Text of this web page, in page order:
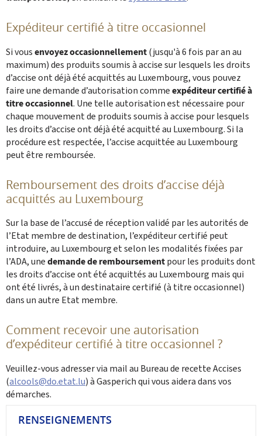
Expéditeur certifié à titre occasionnel
Si vousenvoyez occasionnellement(jusqu'à 6 fois par an au
maximum) des produits soumis à accise sur lesquels ‎les droits
d’accise ont déjà été acquittés au Luxembourg, vous pouvez
faire ‎une demande d’autorisation commeexpéditeur certifié à
titre occasionnel. Une telle autorisation est nécessaire pour
chaque mouvement de produits soumis à accise pour lesquels
les droits d’accise ont déjà été acquitté au Luxembourg. Si la
procédure est respectée, l’accise acquittée au Luxembourg
peut être remboursée.
Remboursement des droits d’accise déjà
acquittés au Luxembourg
Sur la base de l’accusé de réception validé par les autorités de
l’Etat membre de destination, l’expéditeur certifié peut
introduire, au Luxembourg et selon les modalités fixées par
l’ADA, unedemande de remboursementpour les produits dont
les droits d’accise ont été acquittés au Luxembourg mais qui
ont été livrés, à un destinataire certifié (à titre occasionnel)
dans un autre Etat membre.
Comment recevoir une autorisation
d’expéditeur certifié à titre occasionnel ?
Veuillez-vous adresser via mail au Bureau de recette Accises
(alcools@do.etat.lu) à Gasperich qui vous aidera dans vos
démarches.
RENSEIGNEMENTS